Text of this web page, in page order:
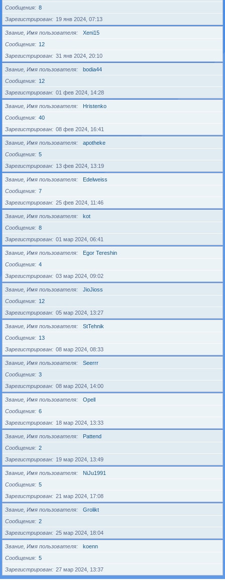
Сообщения
8
Зарегистрирован
19 янв 2024, 07:13
Звание, Имя пользователя
Xeni15
Сообщения
12
Зарегистрирован
31 янв 2024, 20:10
Звание, Имя пользователя
bodia44
Сообщения
12
Зарегистрирован
01 фев 2024, 14:28
Звание, Имя пользователя
Hristenko
Сообщения
40
Зарегистрирован
08 фев 2024, 16:41
Звание, Имя пользователя
apotheke
Сообщения
5
Зарегистрирован
13 фев 2024, 13:19
Звание, Имя пользователя
Edelweiss
Сообщения
7
Зарегистрирован
25 фев 2024, 11:46
Звание, Имя пользователя
kot
Сообщения
8
Зарегистрирован
01 мар 2024, 06:41
Звание, Имя пользователя
Egor Tereshin
Сообщения
4
Зарегистрирован
03 мар 2024, 09:02
Звание, Имя пользователя
JioJioss
Сообщения
12
Зарегистрирован
05 мар 2024, 13:27
Звание, Имя пользователя
StTehnik
Сообщения
13
Зарегистрирован
08 мар 2024, 08:33
Звание, Имя пользователя
Seerrr
Сообщения
3
Зарегистрирован
08 мар 2024, 14:00
Звание, Имя пользователя
Opell
Сообщения
6
Зарегистрирован
18 мар 2024, 13:33
Звание, Имя пользователя
Pattend
Сообщения
2
Зарегистрирован
19 мар 2024, 13:49
Звание, Имя пользователя
NiJu1991
Сообщения
5
Зарегистрирован
21 мар 2024, 17:08
Звание, Имя пользователя
Grolikt
Сообщения
2
Зарегистрирован
25 мар 2024, 18:04
Звание, Имя пользователя
koenn
Сообщения
5
Зарегистрирован
27 мар 2024, 13:37